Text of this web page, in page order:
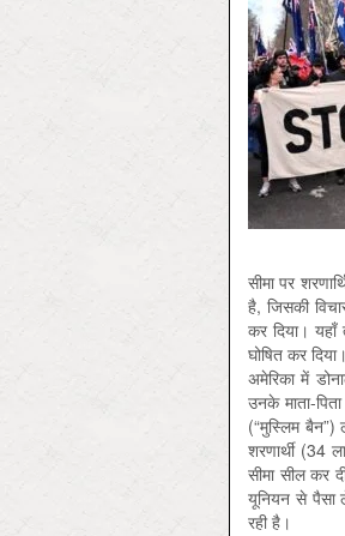
सीमा पर
है, जिसकी
कर दिया।
घोषित कर
अमेरिका में
उनके माता-
(“मुस्लिम बैन”)
शरणार्थी (34
सीमा सील कर
यूनियन से पैसा
रही है।